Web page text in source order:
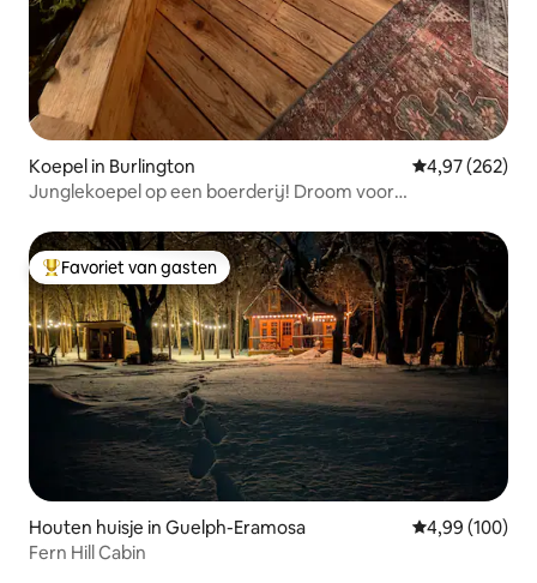
Koepel in Burlington Gemiddelde
4,97 (262)
Junglekoepel op een boerderij! Droom voor
Topfavoriet van gasten
Favoriet van gasten
Houten huisje in Guelph-Eramosa Gemiddelde
4,99 (100)
Fern Hill Cabin